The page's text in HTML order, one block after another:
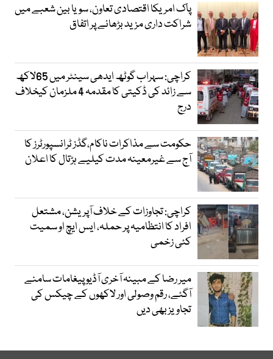
پاک امریکا اقتصادی تعاون، سویا بین شعبے میں
شراکت داری مزید بڑھانے پر اتفاق
کراچی: سہراب گوٹھ ایدھی سینٹر میں 65لاکھ
سے زائد کی ڈکیتی کا مقدمہ 4 ملزمان کیخلاف
درج
حکومت سے مذاکرات ناکام،گڈز ٹرانسپورٹرز کا
آج سے غیرمعینہ مدت کیلیے ہڑتال کا اعلان
کراچی: تجاوزات کے خلاف آپریشن، مشتعل
افراد کا انتظامیہ پر حملہ، ایس ایچ او سمیت
کئی زخمی
میر رضا کے مبینہ آخری آڈیو پیغامات سامنے
آگئے، رقم وصولی اور لاکھوں کے چیکس کی
تجاویز بھی دیں